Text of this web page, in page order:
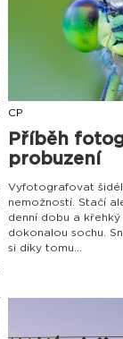
CP
Příběh
probuzení
Vyfotografovat
nemožností. Stačí
denní dobu a
dokonalou sochu.
si díky tomu...